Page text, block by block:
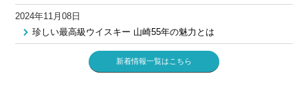
2024年11月08日
珍しい最高級ウイスキー 山崎55年の魅力とは
新着情報一覧はこちら